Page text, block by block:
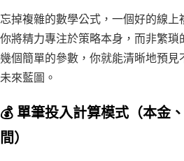
忘掉複雜的數學公式，一個好的線上
你將精力專注於策略本身，而非繁瑣
幾個簡單的參數，你就能清晰地預見
未來藍圖。
💰 單筆投入計算模式（本金
間）